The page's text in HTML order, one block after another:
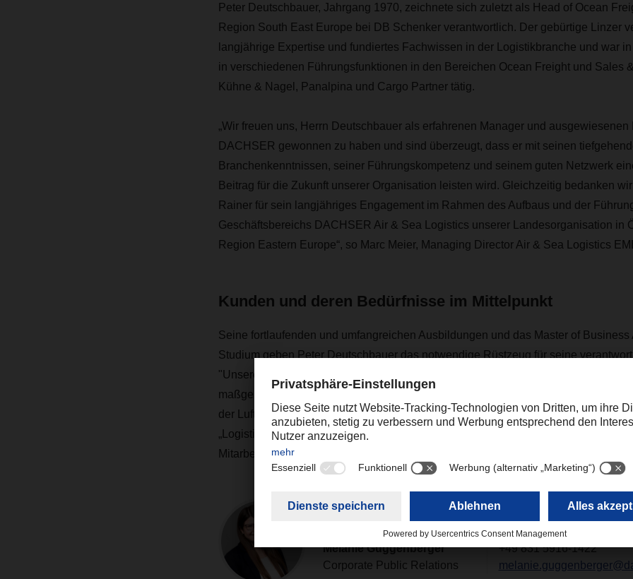
Peter Deutschbauer, Jahrgang 1970, zeichnete sich zuletzt als Head of Ocean
Region South East Europe bei DB Schenker verantwortlich. Der gebürtige Linzer
langjährige Expertise und fundiertes Fachwissen in der Logistikbranche und war
in verschiedenen Führungsfunktionen in den Bereichen Ocean Freight und Sales
Kühne & Nagel, Panalpina und Cargo Partner tätig.
„Wir freuen uns, Herrn Deutschbauer als erfahrenen Manager und ausgewiesenen
DACHSER gewonnen zu haben und sind überzeugt, dass er mit seinen
Branchenkenntnissen, seiner Führungskompetenz und seinem guten Netzwerk
Beitrag für die Zukunft unserer Organisation leisten wird. Gleichzeitig bedanken
Rainer für sein langjähriges Engagement im Rahmen des Aufbaus und der
Geschäftsbereichs DACHSER Air & Sea Logistics unserer Landesorganisation in
Region Eastern Europe“, so Marc Meier, Managing Director Air & Sea Logistics
Kunden und deren Bedürfnisse im Mittelpunkt
Seine fortlaufenden und umfangreichen Ausbildungen und das Master of Business
Studium geben Peter Deutschbauer das notwendige Rüstzeug für seine
"Unsere Kunden und deren Bedürfnisse in den Mittelpunkt zu stellen, dabei deren
maßgeschneiderten Logistiklösungen nachhaltig zu optimieren und
der Luft- und Seefracht zu sein, darauf lege ich den Fokus. Dabei darf man aber
„Logistics is people business“ und umso wichtiger sind mir die Menschen dahinter.
Mitarbeitenden sind heute und in Zukunft der Schlüssel zum Erfolg“, fügt Peter
Melanie Guggenberger
Corporate Public Relations
+49 831 5916-1422